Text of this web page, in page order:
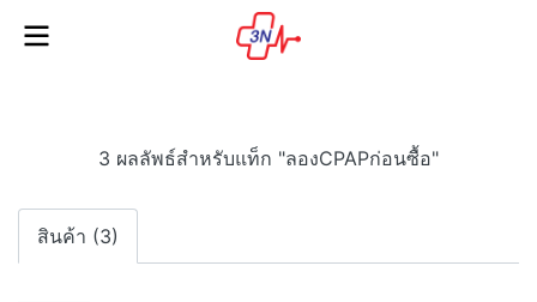
3 ผลลัพธ์สำหรับแท็ก "ลองCPAPก่อนซื้อ"
สินค้า (3)